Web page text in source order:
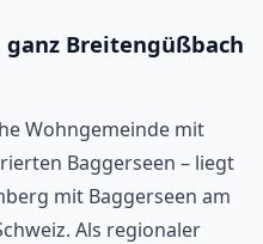
Breitengüßbach
Wohngemeinde mit
Baggerseen – liegt
mit Baggerseen am
Als regionaler